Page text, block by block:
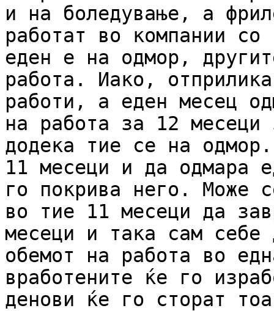
и на боледување, а
работат во компании со
еден е на одмор,
работа. Иако,
работи, а еден месец
на работа за 12 месеци
додека тие се на
11 месеци и да одмара
го покрива него. Може
во тие 11 месеци да
месеци и така сам
обемот на работа во
вработените ќе го
денови ќе го сторат